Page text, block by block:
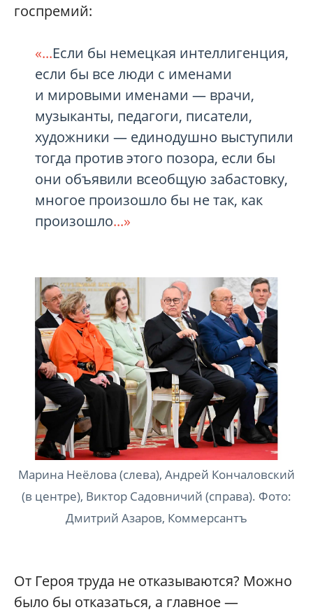
госпремий:
«...Если бы немецкая интеллигенция,
если бы все люди с именами
и мировыми именами — врачи,
музыканты, педагоги, писатели,
художники — единодушно выступили
тогда против этого позора, если бы
они объявили всеобщую забастовку,
многое произошло бы не так, как
произошло...»
Марина Неёлова (слева), Андрей Кончаловский
(в центре), Виктор Садовничий (справа). Фото:
Дмитрий Азаров, Коммерсантъ
От Героя труда не отказываются? Можно
было бы отказаться, а главное —